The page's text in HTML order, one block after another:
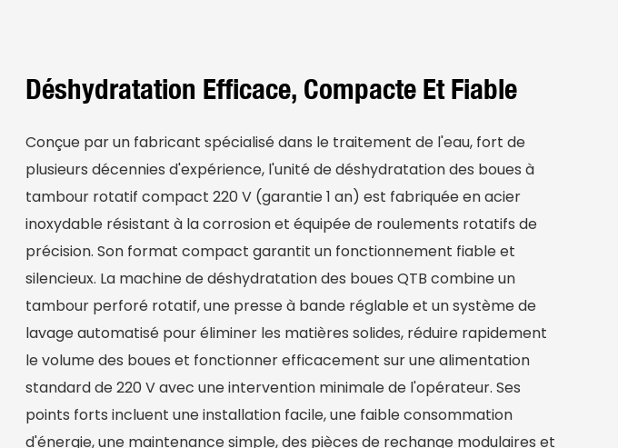
Déshydratation Efficace, Compacte Et Fiable
Conçue par un fabricant spécialisé dans le traitement de l'eau, fort de
plusieurs décennies d'expérience, l'unité de déshydratation des boues à
tambour rotatif compact 220 V (garantie 1 an) est fabriquée en acier
inoxydable résistant à la corrosion et équipée de roulements rotatifs de
précision. Son format compact garantit un fonctionnement fiable et
silencieux. La machine de déshydratation des boues QTB combine un
tambour perforé rotatif, une presse à bande réglable et un système de
lavage automatisé pour éliminer les matières solides, réduire rapidement
le volume des boues et fonctionner efficacement sur une alimentation
standard de 220 V avec une intervention minimale de l'opérateur. Ses
points forts incluent une installation facile, une faible consommation
d'énergie, une maintenance simple, des pièces de rechange modulaires et